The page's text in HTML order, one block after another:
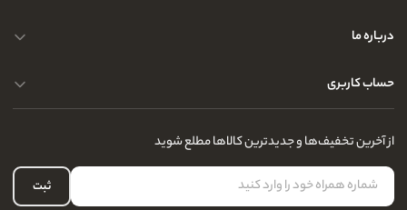
حریم خصوصی کاربران
تماس با ما
درباره ما
سوالات متداول
آدرس فروشگاه
نحوه ارسال کالا
نحوه بازگشت کالا
درباره ما
حساب کاربری
لیست علاقه‌مندی
حساب کاربری
از آخرین تخفیف‌ها و جدیدترین کالاها مطلع شوید
ثبت